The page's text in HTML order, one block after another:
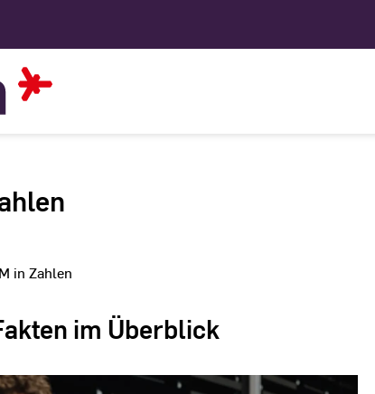
in Zahlen
im Überblick